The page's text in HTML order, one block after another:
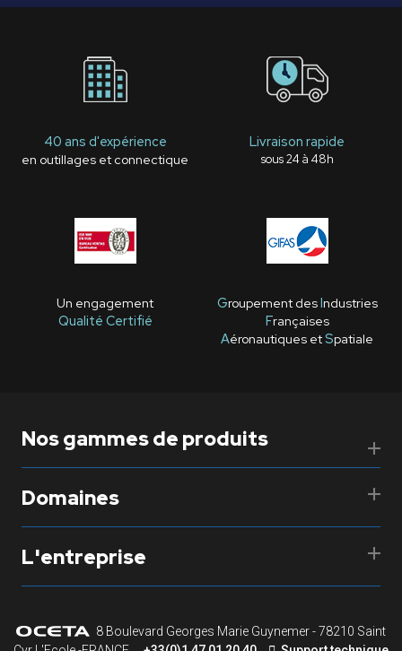
40 ans d'expérience
en outillages et connectique
Livraison rapide
sous 24 à 48h
Un engagement
Qualité Certifié
Groupement desIndustries
Françaises
Aéronautiques etSpatiale
Nos gammes de produits
Domaines
L'entreprise
8 Boulevard Georges Marie Guynemer - 78210 Saint